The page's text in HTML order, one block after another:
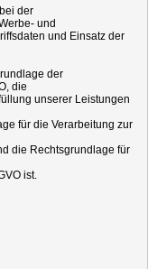
der
und
und Einsatz der
der
die
unserer Leistungen
für die Verarbeitung zur
die Rechtsgrundlage für
ist.